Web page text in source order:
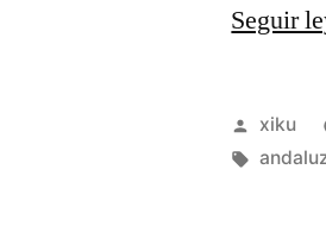
Seguir
por
xiku